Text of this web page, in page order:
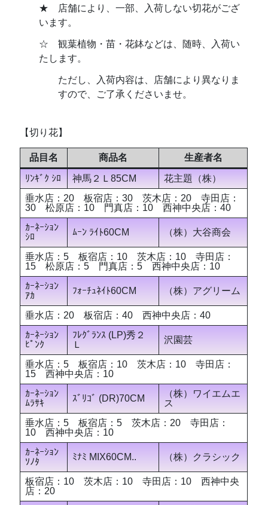
★ 店舗により、一部、入荷しない切花がござ
います。
☆ 観葉植物・苗・花鉢などは、随時、入荷い
たします。
ただし、入荷内容は、店舗により異なりま
すので、ご了承くださいませ。
【切り花】
品目名 商品名 生産者名
ﾘﾝｷﾞｸ ｼﾛ 神馬２Ｌ85CM
花主題（株）
垂水店：20 板宿店：30 茨木店：20 寺田店：
30 松原店：10 門真店：10 西神中央店：40
ｶｰﾈｰｼｮﾝ
ｼﾛ
ﾑｰﾝ ﾗｲﾄ60CM （株）大谷商会
垂水店：5 板宿店：10 茨木店：10 寺田店：
15 松原店：5 門真店：5 西神中央店：10
ｶｰﾈｰｼｮﾝ
ｱｶ
ﾌｫｰﾁｭﾈｲﾄ60CM （株）アグリーム
垂水店：20 板宿店：40 西神中央店：40
ｶｰﾈｰｼｮﾝ
ﾋﾟﾝｸ
ﾌﾚｸﾞﾗﾝｽ (LP)秀２
Ｌ
沢園芸
垂水店：5 板宿店：10 茨木店：10 寺田店：
15 西神中央店：10
ｶｰﾈｰｼｮﾝ
ﾑﾗｻｷ
ｽﾞﾘｺﾞ (DR)70CM
（株）ワイエムエ
ス
垂水店：5 板宿店：5 茨木店：20 寺田店：
10 西神中央店：10
ｶｰﾈｰｼｮﾝ
ｿﾉﾀ
ﾐﾅﾐ MIX60CM.. （株）クラシック
板宿店：10 茨木店：10 寺田店：10 西神中央
店：20